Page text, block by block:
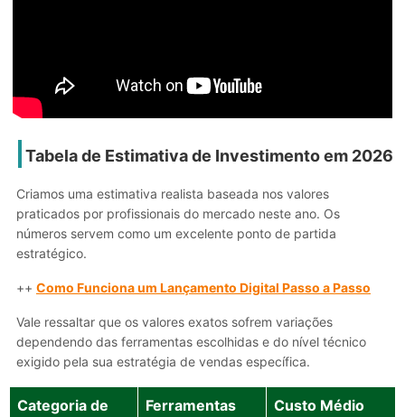
Tabela de Estimativa de Investimento em 2026
Criamos uma estimativa realista baseada nos valores
praticados por profissionais do mercado neste ano. Os
números servem como um excelente ponto de partida
estratégico.
++ Como Funciona um Lançamento Digital Passo a Passo
Vale ressaltar que os valores exatos sofrem variações
dependendo das ferramentas escolhidas e do nível técnico
exigido pela sua estratégia de vendas específica.
Categoria de
Ferramentas
Custo Médio